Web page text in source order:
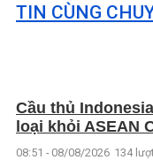
TIN CÙNG
Cầu thủ
loại khỏi ASEAN
08:51 - 08/08/2026 134